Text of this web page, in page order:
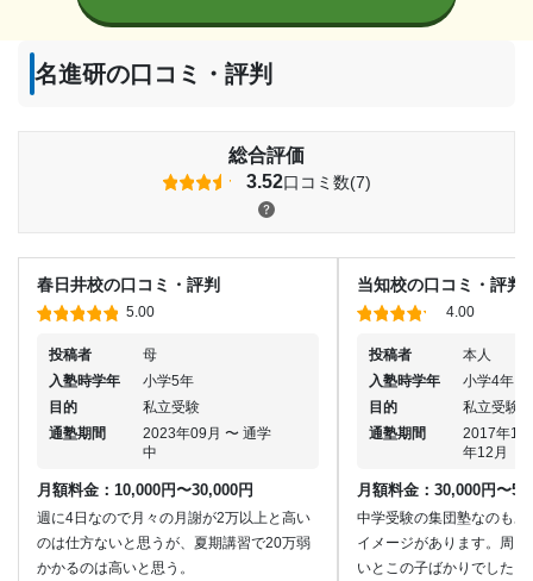
名進研の口コミ・評判
総合評価
3.52口コミ数(7)
春日井校の口コミ・評判
5.00
投稿者
母
入塾時学年
小学5年
目的
私立受験
通塾期間
2023年09月 〜 通学
中
月額料金：10,000円〜30,000円
週に4日なので月々の月謝が2万以上と高い
のは仕方ないと思うが、夏期講習で20万弱
かかるのは高いと思う。
当知校の口コミ・評判
4.00
投稿者
本人
入塾時学年
小学4年
目的
私立受験
通塾期間
2017年12
年12月
月額料金：30,000円〜
中学受験の集団塾なのもあ
イメージがあります。周
いとこの子ばかりでした